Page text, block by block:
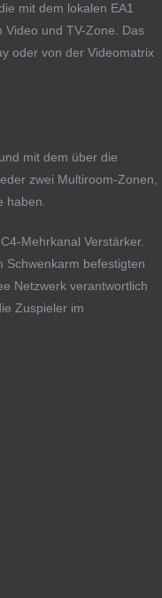
mit dem lokalen EA1
Video und TV-Zone. Das
oder von der Videomatrix
mit dem über die
zwei Multiroom-Zonen,
haben.
Mehrkanal Verstärker.
Schwenkarm befestigten
Netzwerk verantwortlich
Zuspieler im